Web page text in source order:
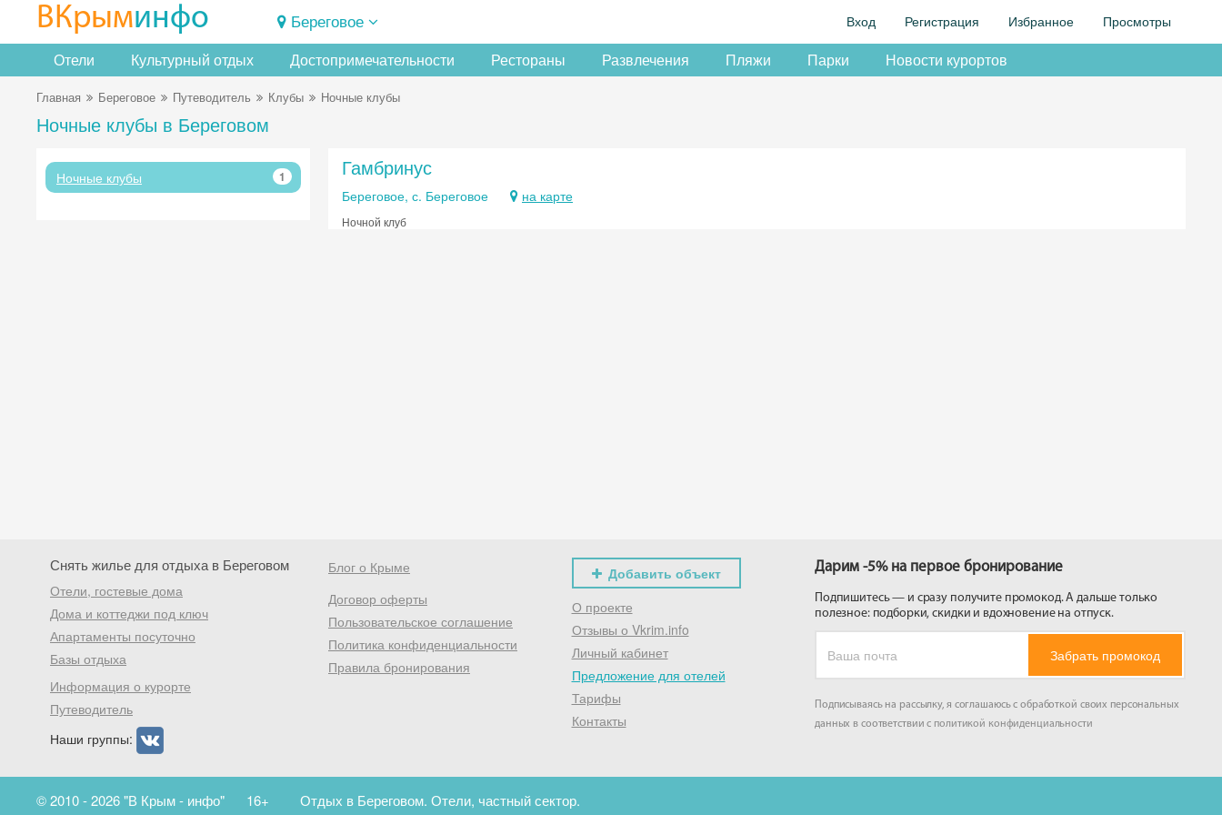
ВКрыминфо Береговое Вход Регистрация Избранное Просмотры
Отели Культурный отдых Достопримечательности Рестораны Развлечения Пляжи Парки Новости курортов
Главная Береговое Путеводитель Клубы Ночные клубы
Ночные клубы в Береговом
Ночные клубы 1 Гамбринус
Береговое, с. Береговое на карте
Ночной клуб
Снять жилье для отдыха в Береговом
Отели, гостевые дома
Дома и коттеджи под ключ
Апартаменты посуточно
Базы отдыха
Информация о курорте
Путеводитель
Наши группы:
Блог о Крыме
Договор оферты
Пользовательское соглашение
Политика конфиденциальности
Правила бронирования
Добавить объект
О проекте
Отзывы о Vkrim.info
Личный кабинет
Предложение для отелей
Тарифы
Контакты
Дарим -5% на первое бронирование
Подпишитесь — и сразу получите промокод. А дальше только
полезное: подборки, скидки и вдохновение на отпуск.
Забрать промокод
Подписываясь на рассылку, я соглашаюсь с обработкой своих персональных
данных в соответствии с политикой конфиденциальности
© 2010 - 2026 "В Крым - инфо" 16+ Отдых в Береговом. Отели, частный сектор.